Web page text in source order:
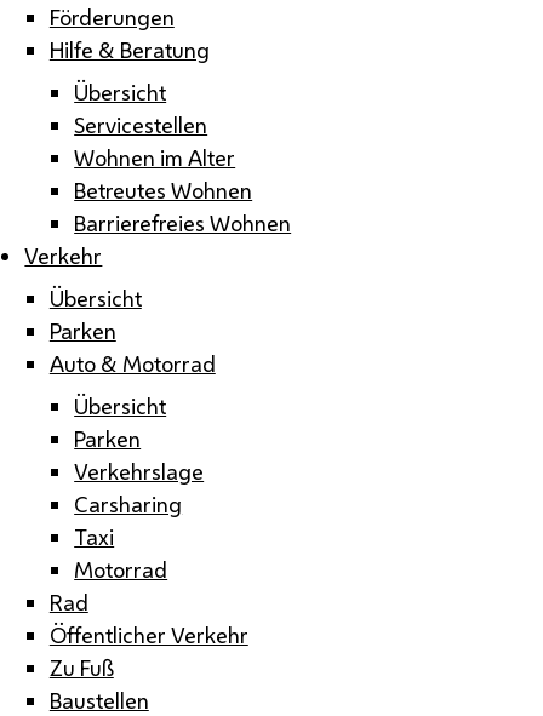
Förderungen
Hilfe & Beratung
Übersicht
Servicestellen
Wohnen im Alter
Betreutes Wohnen
Barrierefreies Wohnen
Verkehr
Übersicht
Parken
Auto & Motorrad
Übersicht
Parken
Verkehrslage
Carsharing
Taxi
Motorrad
Rad
Öffentlicher Verkehr
Zu Fuß
Baustellen